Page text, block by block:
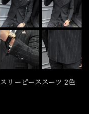
リーピーススーツ 2色